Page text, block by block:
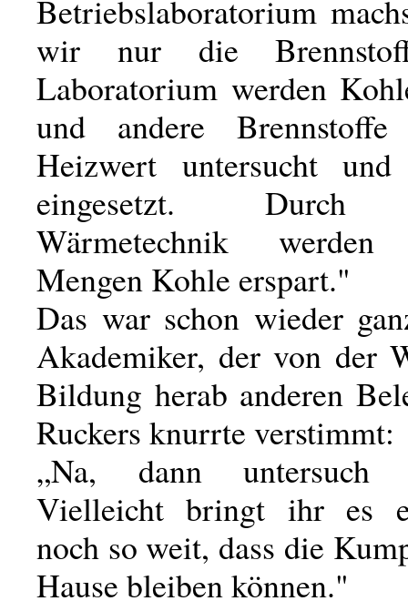
Betriebslaboratorium
wir nur die
Laboratorium werden
und andere
Heizwert untersucht und
eingesetzt. Durch
Wärmetechnik werden
Mengen Kohle erspart."
Das war schon wieder
Akademiker, der von der
Bildung herab anderen
Ruckers knurrte verstimmt:
„Na, dann
Vielleicht bringt ihr es
noch so weit, dass die
Hause bleiben können."